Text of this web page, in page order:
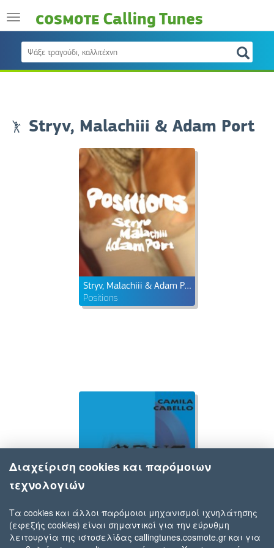
Stryv, Malachiii & Adam Port
Stryv, Malachiii & Adam Port
Positions
Adam Port, Stryv & Camila Cabello feat. Keinemusik, Malachiii & Orso
Move
Διαχείριση cookies και παρόμοιων
τεχνολογιών
Τα cookies και άλλοι παρόμοιοι μηχανισμοί ιχνηλάτησης
(εφεξής cookies) είναι σημαντικοί για την εύρυθμη
λειτουργία της ιστοσελίδας callingtunes.cosmote.gr και για